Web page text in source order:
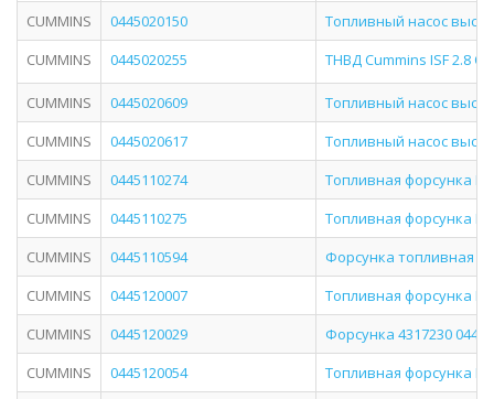
CUMMINS
0445020150
Топливный насос
CUMMINS
0445020255 ТНВД Cummins ISF 2.8
CUMMINS 0445020609
Топливный насос
CUMMINS
0445020617
Топливный насос
CUMMINS
0445110274
Топливная форсунка
CUMMINS
0445110275
Топливная форсунка
CUMMINS
0445110594
Форсунка топливная
CUMMINS
0445120007
Топливная форсунка
CUMMINS
0445120029
Форсунка 4317230
CUMMINS
0445120054
Топливная форсунка